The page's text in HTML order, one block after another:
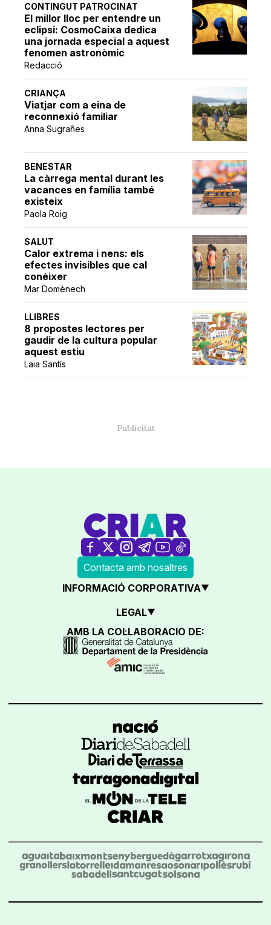
CONTINGUT PATROCINAT
El millor lloc per entendre un
eclipsi: CosmoCaixa dedica
una jornada especial a aquest
fenomen astronòmic
Redacció
CRIANÇA
Viatjar com a eina de
reconnexió familiar
Anna Sugrañes
BENESTAR
La càrrega mental durant les
vacances en família també
existeix
Paola Roig
SALUT
Calor extrema i nens: els
efectes invisibles que cal
conèixer
Mar Domènech
LLIBRES
8 propostes lectores per
gaudir de la cultura popular
aquest estiu
Laia Santís
Contacta amb nosaltres
INFORMACIÓ CORPORATIVA
LEGAL
AMB LA COL·LABORACIÓ DE: